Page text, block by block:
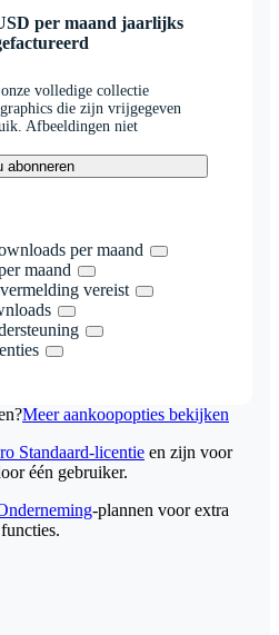
per maand jaarlijks
volledige collectie
die zijn vrijgegeven
Afbeeldingen niet
abonneren
per maand
maand
vereist
Meer aankoopopties bekijken
Standaard-licentie en zijn voor
één gebruiker.
-plannen voor extra
functies.